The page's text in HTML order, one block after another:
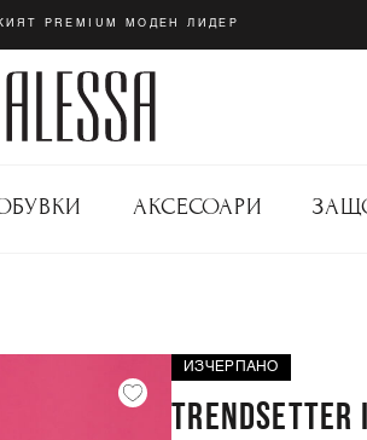
PREMIUM МОДЕН ЛИДЕР
АКСЕСОАРИ
ИЗЧЕРПАНО